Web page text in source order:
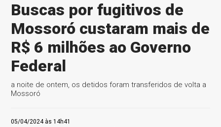
Buscas por fugitivos de
Mossoró custaram mais de
R$ 6 milhões ao Governo
Federal
a noite de ontem, os detidos foram transferidos de volta a
Mossoró
05/04/2024 às 14h41